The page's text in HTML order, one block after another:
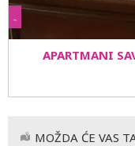
-
APARTMANI
MOŽDA ĆE VAS